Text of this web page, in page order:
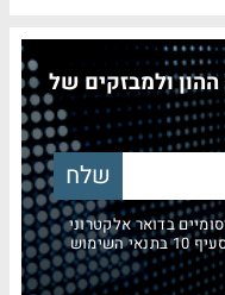
ולמבזקים של
בדואר אלקטרוני